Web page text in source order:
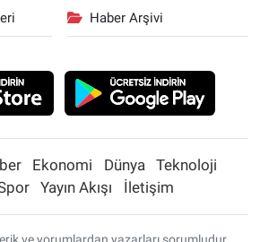
Haber Arşivi
Ekonomi Dünya
Teknoloji
Yayın Akışı İletişim